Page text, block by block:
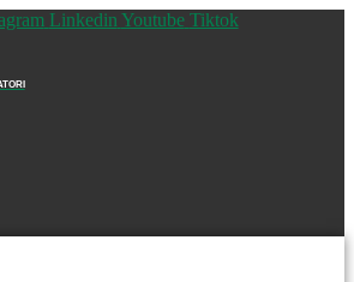
Linkedin Youtube Tiktok